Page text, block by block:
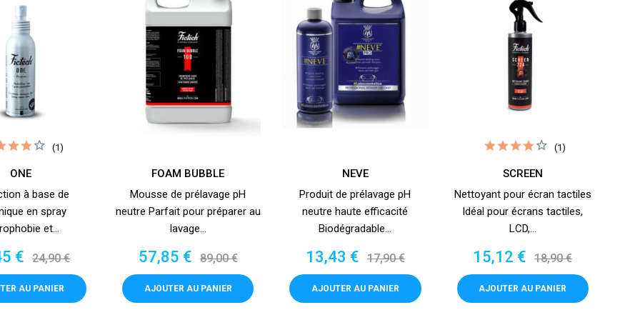
(1)
ONE
à base de
en spray
et...
€ Prix
de
base
24,90 €
AU PANIER
FOAM BUBBLE
Mousse de prélavage pH
neutre Parfait pour préparer au
lavage...
Prix
57,85 € Prix
de
base
89,00 €
AJOUTER AU PANIER
NEVE
Produit de prélavage pH
neutre haute efficacité
Biodégradable...
Prix
13,43 € Prix
de
base
17,90 €
AJOUTER AU PANIER
(1)
SCREEN
Nettoyant pour écran tactiles
Idéal pour écrans tactiles,
LCD,...
Prix
15,12 € Prix
de
base
18,90 €
AJOUTER AU PANIER